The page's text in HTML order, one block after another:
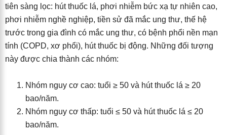
tiên sàng lọc: hút thuốc lá, phơi nhiễm bức xạ tự nhiên cao,
phơi nhiễm nghề nghiệp, tiền sử đã mắc ung thư, thế hệ
trước trong gia đình có mắc ung thư, có bệnh phổi nền mạn
tính (COPD, xơ phổi), hút thuốc bị động. Những đối tượng
này được chia thành các nhóm:
Nhóm nguy cơ cao: tuổi ≥ 50 và hút thuốc lá ≥ 20
bao/năm.
Nhóm nguy cơ thấp: tuổi ≤ 50 và hút thuốc lá ≤ 20
bao/năm.